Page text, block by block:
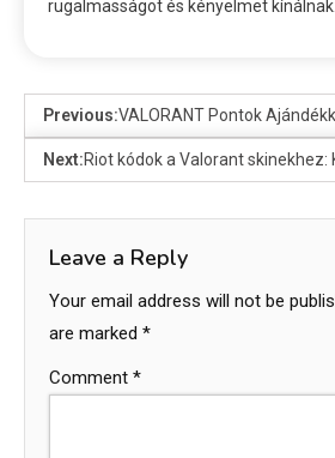
rugalmasságot és kényelmet kínálnak.
Previous:VALORANT Pontok
Next:Riot kódok a Valorant
Leave a Reply
Your email address will not be
are marked *
Comment *